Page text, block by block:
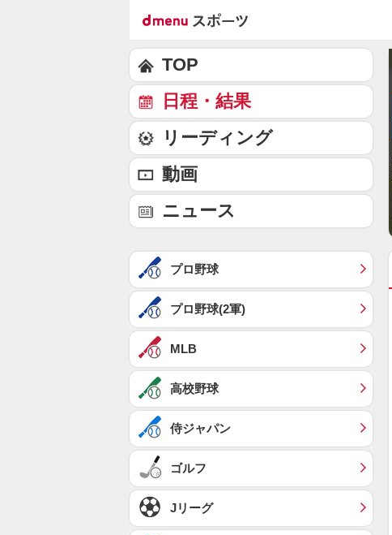
TOP
日程・結果
リーディング
動画
ニュース
プロ野球
プロ野球(2軍)
MLB
高校野球
侍ジャパン
ゴルフ
Jリーグ